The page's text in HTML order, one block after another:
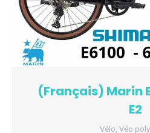
(Français) Marin
E2
Vélo, Véo